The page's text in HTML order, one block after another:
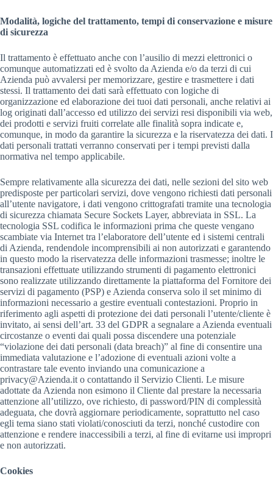
Modalità, logiche del trattamento, tempi di conservazione e misure
di sicurezza
Il trattamento è effettuato anche con l’ausilio di mezzi elettronici o
comunque automatizzati ed è svolto da Azienda e/o da terzi di cui
Azienda può avvalersi per memorizzare, gestire e trasmettere i dati
stessi. Il trattamento dei dati sarà effettuato con logiche di
organizzazione ed elaborazione dei tuoi dati personali, anche relativi ai
log originati dall’accesso ed utilizzo dei servizi resi disponibili via web,
dei prodotti e servizi fruiti correlate alle finalità sopra indicate e,
comunque, in modo da garantire la sicurezza e la riservatezza dei dati. I
dati personali trattati verranno conservati per i tempi previsti dalla
normativa nel tempo applicabile.
Sempre relativamente alla sicurezza dei dati, nelle sezioni del sito web
predisposte per particolari servizi, dove vengono richiesti dati personali
all’utente navigatore, i dati vengono crittografati tramite una tecnologia
di sicurezza chiamata Secure Sockets Layer, abbreviata in SSL. La
tecnologia SSL codifica le informazioni prima che queste vengano
scambiate via Internet tra l’elaboratore dell’utente ed i sistemi centrali
di Azienda, rendendole incomprensibili ai non autorizzati e garantendo
in questo modo la riservatezza delle informazioni trasmesse; inoltre le
transazioni effettuate utilizzando strumenti di pagamento elettronici
sono realizzate utilizzando direttamente la piattaforma del Fornitore dei
servizi di pagamento (PSP) e Azienda conserva solo il set minimo di
informazioni necessario a gestire eventuali contestazioni. Proprio in
riferimento agli aspetti di protezione dei dati personali l’utente/cliente è
invitato, ai sensi dell’art. 33 del GDPR a segnalare a Azienda eventuali
circostanze o eventi dai quali possa discendere una potenziale
“violazione dei dati personali (data breach)” al fine di consentire una
immediata valutazione e l’adozione di eventuali azioni volte a
contrastare tale evento inviando una comunicazione a
privacy@Azienda.it o contattando il Servizio Clienti. Le misure
adottate da Azienda non esimono il Cliente dal prestare la necessaria
attenzione all’utilizzo, ove richiesto, di password/PIN di complessità
adeguata, che dovrà aggiornare periodicamente, soprattutto nel caso
egli tema siano stati violati/conosciuti da terzi, nonché custodire con
attenzione e rendere inaccessibili a terzi, al fine di evitarne usi impropri
e non autorizzati.
Cookies